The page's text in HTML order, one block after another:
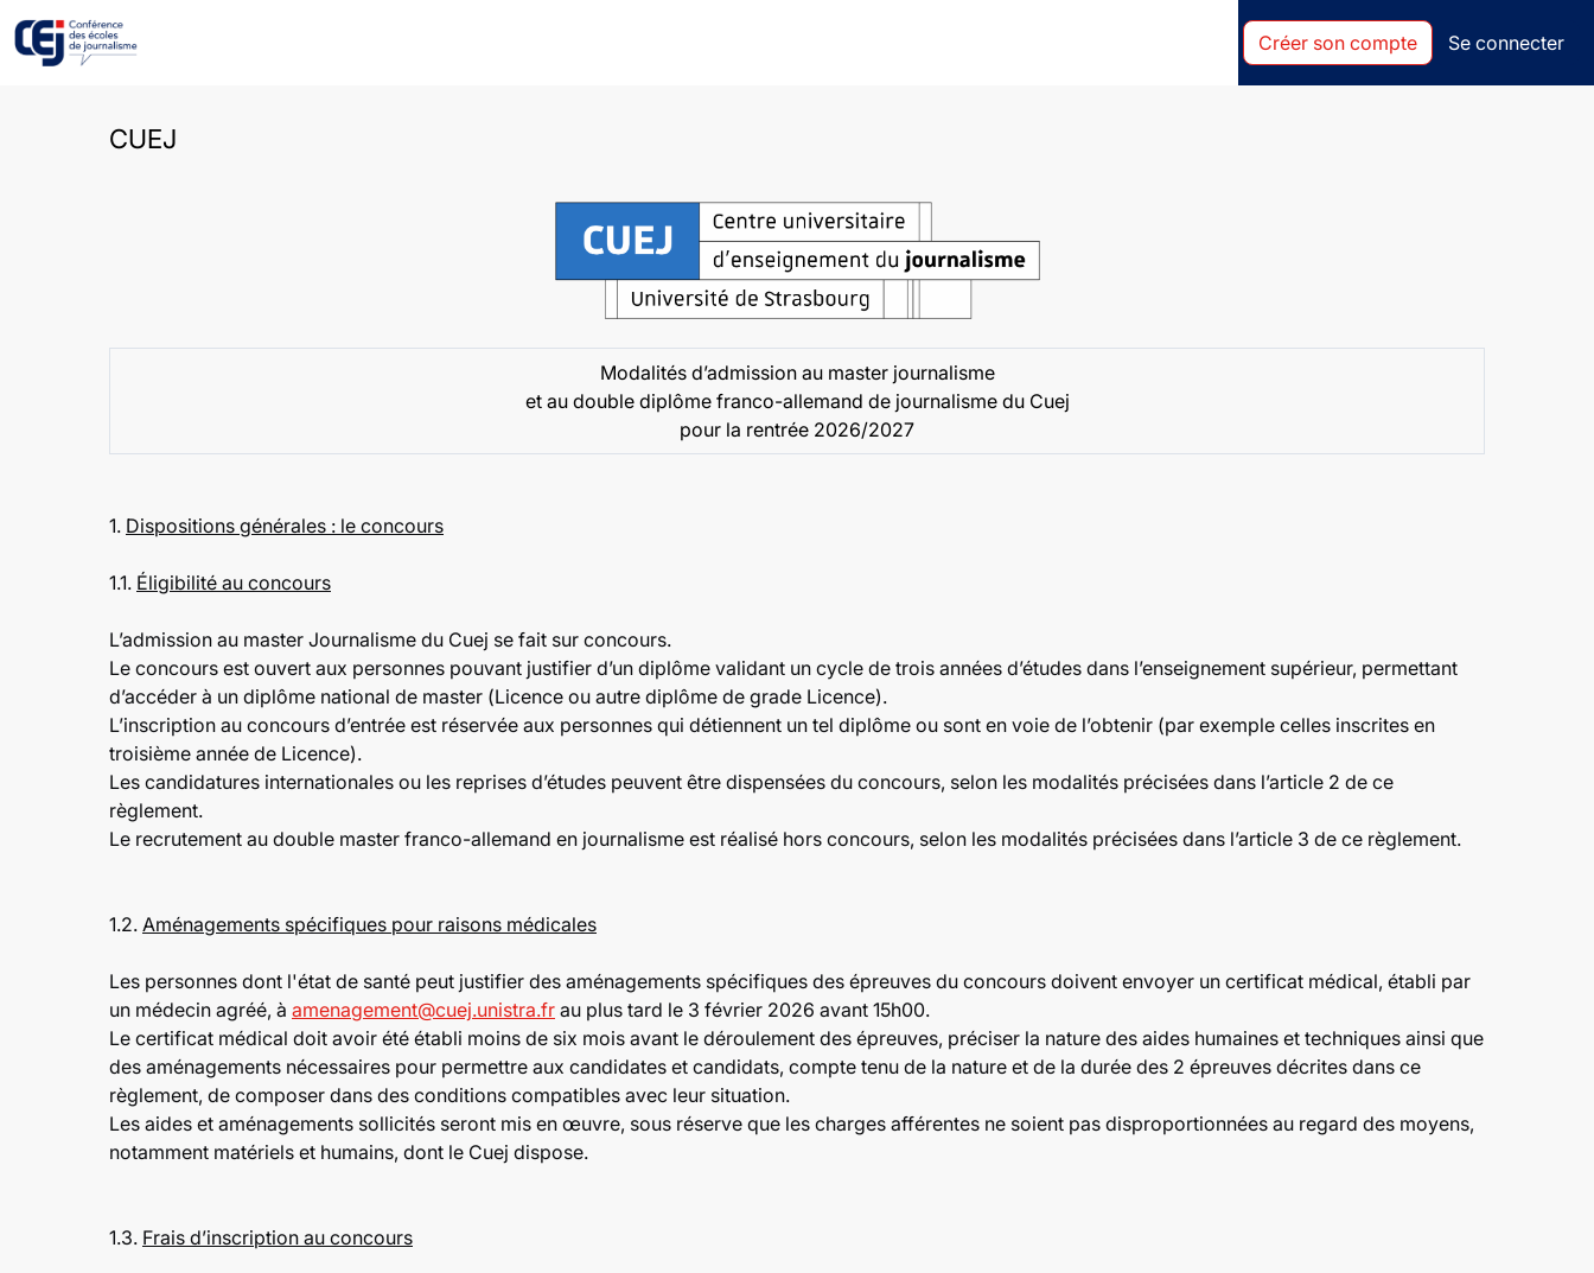
Créer son compte Se connecter
CUEJ
Modalités d’admission au master journalisme
et au double diplôme franco-allemand de journalisme du Cuej
pour la rentrée 2026/2027
1. Dispositions générales : le concours
1.1. Éligibilité au concours
L’admission au master Journalisme du Cuej se fait sur concours.
Le concours est ouvert aux personnes pouvant justifier d’un diplôme validant un cycle de trois années d’études dans l’enseignement supérieur, permettant
d’accéder à un diplôme national de master (Licence ou autre diplôme de grade Licence).
L’inscription au concours d’entrée est réservée aux personnes qui détiennent un tel diplôme ou sont en voie de l’obtenir (par exemple celles inscrites en
troisième année de Licence).
Les candidatures internationales ou les reprises d’études peuvent être dispensées du concours, selon les modalités précisées dans l’article 2 de ce
règlement.
Le recrutement au double master franco-allemand en journalisme est réalisé hors concours, selon les modalités précisées dans l’article 3 de ce règlement.
1.2. Aménagements spécifiques pour raisons médicales
Les personnes dont l'état de santé peut justifier des aménagements spécifiques des épreuves du concours doivent envoyer un certificat médical, établi par
un médecin agréé, à amenagement@cuej.unistra.fr au plus tard le 3 février 2026 avant 15h00.
Le certificat médical doit avoir été établi moins de six mois avant le déroulement des épreuves, préciser la nature des aides humaines et techniques ainsi que
des aménagements nécessaires pour permettre aux candidates et candidats, compte tenu de la nature et de la durée des 2 épreuves décrites dans ce
règlement, de composer dans des conditions compatibles avec leur situation.
Les aides et aménagements sollicités seront mis en œuvre, sous réserve que les charges afférentes ne soient pas disproportionnées au regard des moyens,
notamment matériels et humains, dont le Cuej dispose.
1.3. Frais d’inscription au concours